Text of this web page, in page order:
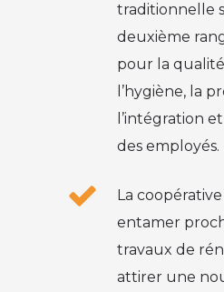
traditionnelle
deuxième
pour la
l’hygiène, la
l’intégration
des employés.
La
entamer
travaux de
attirer une